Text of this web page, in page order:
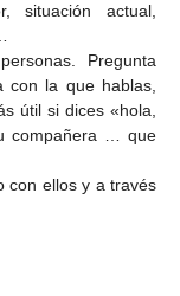
situación actual,
Pregunta
con la que hablas,
útil si dices «hola,
compañera … que
con ellos y a través